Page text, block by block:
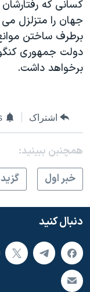
کسانی که
جهان را متزلزل
برطرف ساختن
دولت جمهوری کنگو
برخواهد داشت.
اشتراک
همچنبن ببینید:
خبر اول
دنبال کنید